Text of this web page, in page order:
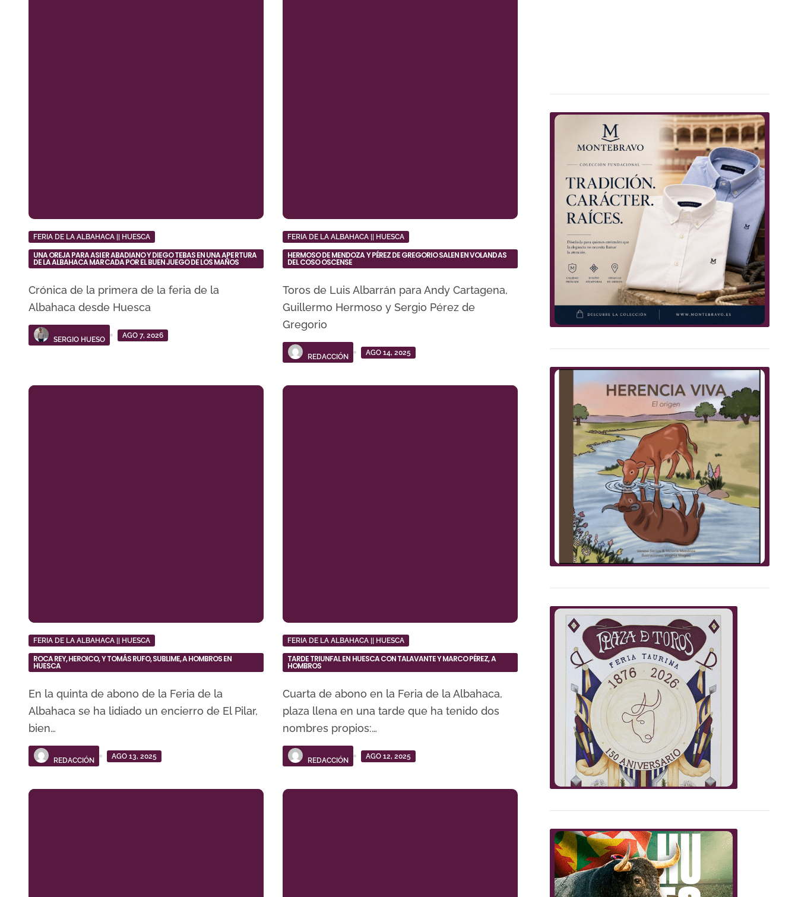
FERIA DE LA ALBAHACA || HUESCA
UNA OREJA PARA ASIER ABADIANO Y DIEGO TEBAS EN UNA APERTURA
DE LA ALBAHACA MARCADA POR EL BUEN JUEGO DE LOS MAÑOS
Crónica de la primera de la feria de la
Albahaca desde Huesca
SERGIO HUESO
AGO 7, 2026
FERIA DE LA ALBAHACA || HUESCA
HERMOSO DE MENDOZA Y PÉREZ DE GREGORIO SALEN EN VOLANDAS
DEL COSO OSCENSE
Toros de Luis Albarrán para Andy Cartagena,
Guillermo Hermoso y Sergio Pérez de
Gregorio
REDACCIÓN
AGO 14, 2025
FERIA DE LA ALBAHACA || HUESCA
ROCA REY, HEROICO, Y TOMÁS RUFO, SUBLIME, A HOMBROS EN
HUESCA
En la quinta de abono de la Feria de la
Albahaca se ha lidiado un encierro de El Pilar,
bien…
REDACCIÓN
AGO 13, 2025
FERIA DE LA ALBAHACA || HUESCA
TARDE TRIUNFAL EN HUESCA CON TALAVANTE Y MARCO PÉREZ, A
HOMBROS
Cuarta de abono en la Feria de la Albahaca,
plaza llena en una tarde que ha tenido dos
nombres propios:…
REDACCIÓN
AGO 12, 2025